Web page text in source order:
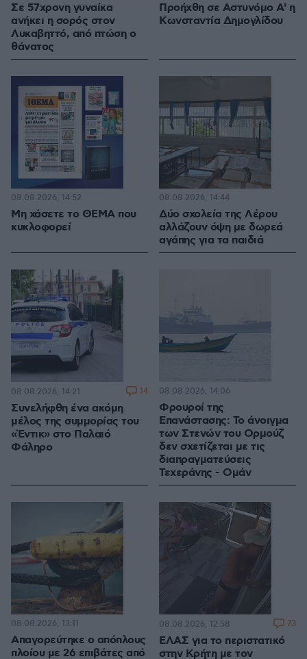
Σε 57χρονη γυναίκα
ανήκει η σορός στον
Λυκαβηττό, από πτώση ο
θάνατος
Προήχθη σε Αστυνόμο Α' η
Κωνσταντία Δημογλίδου
Μη χάσετε το ΘΕΜΑ που
κυκλοφορεί
08.08.2026, 14:52
Δύο σχολεία της Λέρου
αλλάζουν όψη με δωρεά
αγάπης για τα παιδιά
08.08.2026, 14:44
Συνελήφθη ένα ακόμη
μέλος της συμμορίας του
«Έντικ» στο Παλαιό
Φάληρο
08.08.2026, 14:21 14
Φρουροί της
Επανάστασης: Το άνοιγμα
των Στενών του Ορμούζ
δεν σχετίζεται με τις
διαπραγματεύσεις
Τεχεράνης - Ομάν
08.08.2026, 14:06
Απαγορεύτηκε ο απόπλους
πλοίου με 26 επιβάτες από
08.08.2026, 13:11
ΕΛΑΣ για το περιστατικό
στην Κρήτη με τον
08.08.2026, 12:58 73